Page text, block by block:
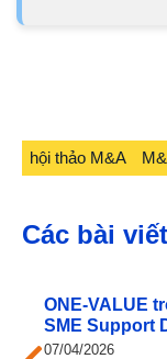
hội thảo M&A
Các bài
ONE‑VALUE
SME Support
07/04/2026